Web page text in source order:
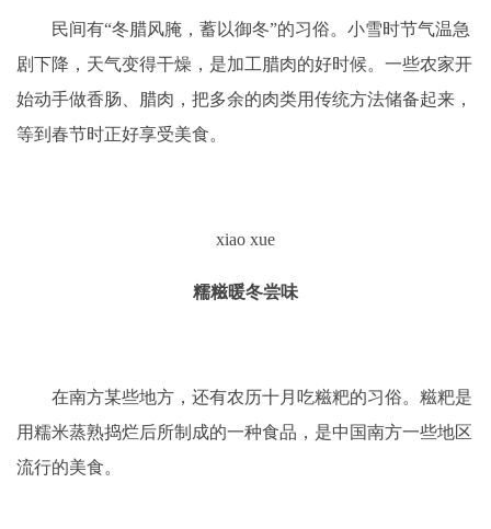
民间有“冬腊风腌，蓄以御冬”的习俗。小雪时节气温急
剧下降，天气变得干燥，是加工腊肉的好时候。一些农家开
始动手做香肠、腊肉，把多余的肉类用传统方法储备起来，
等到春节时正好享受美食。
xiao xue
糯糍暖冬尝味
在南方某些地方，还有农历十月吃糍粑的习俗。糍粑是
用糯米蒸熟捣烂后所制成的一种食品，是中国南方一些地区
流行的美食。